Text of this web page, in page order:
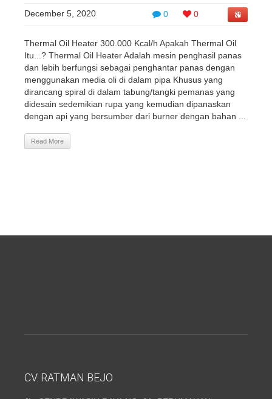
0 0
December 5, 2020
Thermal Oil Heater 300.000 Kcal/h Apakah Thermal Oil
Itu...? Thermal Oil Heater Adalah mesin penghasil panas
dan lebih berfungsi sebagai penghantar panas dengan
menggunakan media oli di dalam pipa Khusus yang
dirancang spiral di dalam tabung/tangki pemanas yang
didesain sedemikian rupa yang kemudian dipanaskan
dengan api yang bersumber dari burner dengan bahan ...
Read More
CV. RATMAN BEJO